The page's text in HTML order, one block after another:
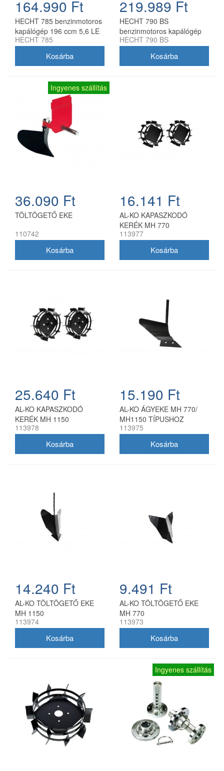
164.990 Ft
HECHT 785 benzinmotoros
kapálógép 196 ccm 5,6 LE
HECHT 785
219.989 Ft
HECHT 790 BS
benzinmotoros kapálógép
Briggs & Stratton motorral
HECHT 790 BS
Ingyenes szállítás
36.090 Ft
TÖLTÖGETŐ EKE
110742
16.141 Ft
AL-KO KAPASZKODÓ
KERÉK MH 770
113977
25.640 Ft
AL-KO KAPASZKODÓ
KERÉK MH 1150
113978
15.190 Ft
AL-KO ÁGYEKE MH 770/
MH1150 TÍPUSHOZ
113975
14.240 Ft
AL-KO TÖLTÖGETŐ EKE
MH 1150
113974
9.491 Ft
AL-KO TÖLTÖGETŐ EKE
MH 770
113973
Ingyenes szállítás